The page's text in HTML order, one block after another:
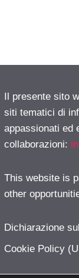
Il presente sito
siti tematici di
appassionati ed
collaborazioni:
This website is
other
Dichiarazione
Cookie Policy